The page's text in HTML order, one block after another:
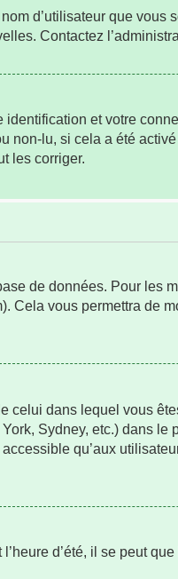
d’utilisateur que vous
Contactez
et votre
non-lu, si cela a été
les corriger.
de données. Pour les
Cela vous permettra de
celui dans lequel vous
Sydney, etc.) dans le
qu’aux
d’été, il se peut